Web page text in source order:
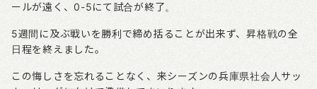
ールが遠く、0-5にて試合が終了。
5週間に及ぶ戦いを勝利で締め括ることが出来ず、昇格戦の全
日程を終えました。
この悔しさを忘れることなく、来シーズンの兵庫県社会人サッ